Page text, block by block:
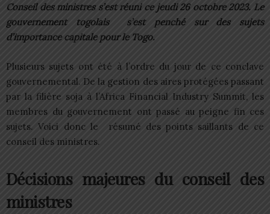
Conseil des ministres s’est réuni ce jeudi 26 octobre 2023. Le
gouvernement togolais s’est penché sur des sujets
d’importance capitale pour le Togo.
Plusieurs sujets ont été à l’ordre du jour de ce conclave
gouvernemental. De la gestion des aires protégées passant
par la filière soja à l’Africa Financial Industry Summit, les
membres du gouvernement ont passé au peigne fin ces
sujets. Voici donc le résumé des points saillants de ce
conseil des ministres.
Décisions majeures du conseil des
ministres